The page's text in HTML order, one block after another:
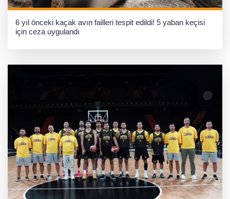
6 yıl önceki kaçak avın failleri tespit edildi! 5 yaban keçisi
için ceza uygulandı